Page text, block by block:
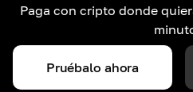
Paga con cripto donde
Pruébalo ahora